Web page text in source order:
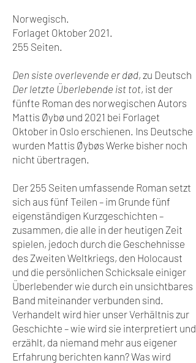
Norwegisch.
Forlaget Oktober 2021.
255 Seiten.
Den siste overlevende er død, zu Deutsch
Der letzte Überlebende ist tot, ist der
fünfte Roman des norwegischen Autors
Mattis Øybø und 2021 bei Forlaget
Oktober in Oslo erschienen. Ins Deutsche
wurden Mattis Øybøs Werke bisher noch
nicht übertragen.
Der 255 Seiten umfassende Roman setzt
sich aus fünf Teilen – im Grunde fünf
eigenständigen Kurzgeschichten –
zusammen, die alle in der heutigen Zeit
spielen, jedoch durch die Geschehnisse
des Zweiten Weltkriegs, den Holocaust
und die persönlichen Schicksale einiger
Überlebender wie durch ein unsichtbares
Band miteinander verbunden sind.
Verhandelt wird hier unser Verhältnis zur
Geschichte – wie wird sie interpretiert und
erzählt, da niemand mehr aus eigener
Erfahrung berichten kann? Was wird